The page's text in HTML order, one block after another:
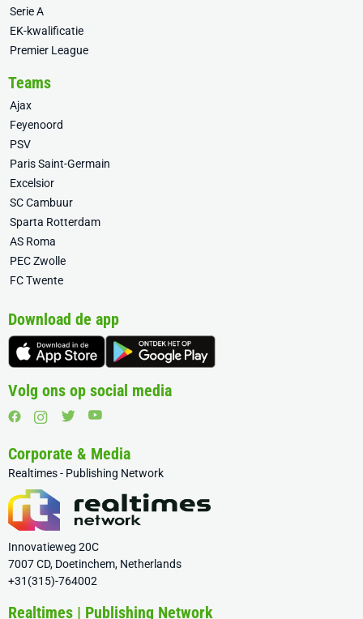
Serie A
EK-kwalificatie
Premier League
Teams
Ajax
Feyenoord
PSV
Paris Saint-Germain
Excelsior
SC Cambuur
Sparta Rotterdam
AS Roma
PEC Zwolle
FC Twente
Download de app
Volg ons op social media
Corporate & Media
Realtimes - Publishing Network
Innovatieweg 20C
7007 CD, Doetinchem, Netherlands
+31(315)-764002
Realtimes | Publishing Network